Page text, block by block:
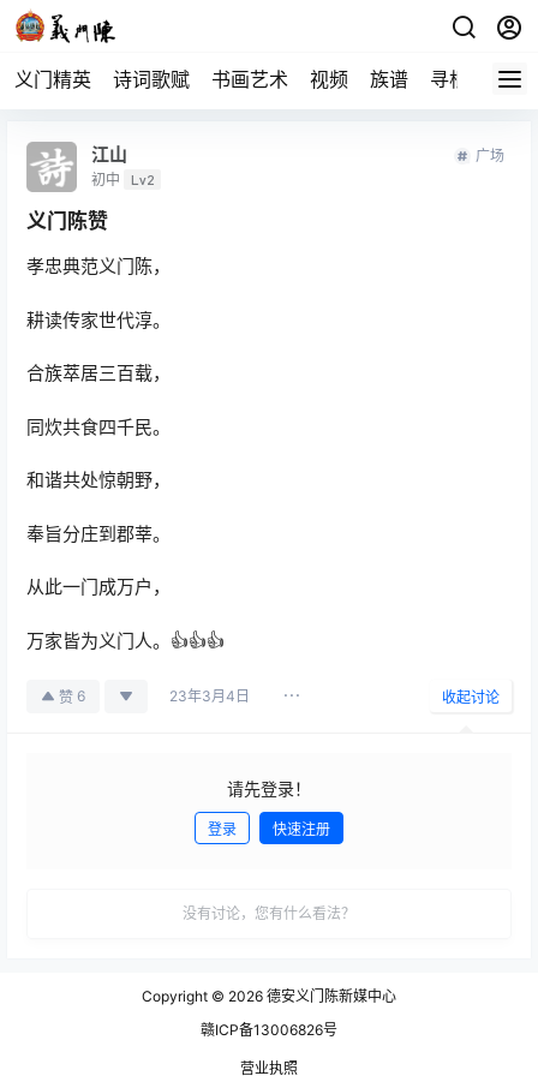
义门精英 诗词歌赋 书画艺术 视频 族谱 寻根
江山
初中 Lv2
广场
义门陈赞
孝忠典范义门陈，
耕读传家世代淳。
合族萃居三百载，
同炊共食四千民。
和谐共处惊朝野，
奉旨分庄到郡莘。
从此一门成万户，
万家皆为义门人。👍👍👍
赞 6 23年3月4日 收起讨论
请先登录！
登录 快速注册
没有讨论，您有什么看法？
Copyright © 2026 德安义门陈新媒中心
赣ICP备13006826号
营业执照